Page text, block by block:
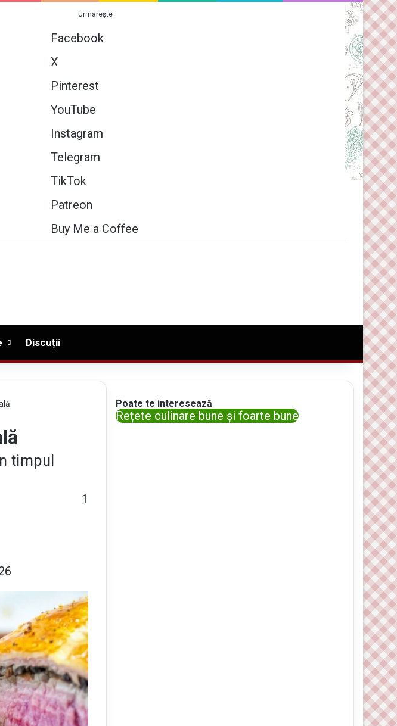
Urmarește
Facebook
X
Pinterest
YouTube
Instagram
Telegram
TikTok
Patreon
Buy Me a Coffee
Discuții Random Article
Caută ceva
timpul
1
Poate te interesează
C
Rețete culinare bune și foarte bune